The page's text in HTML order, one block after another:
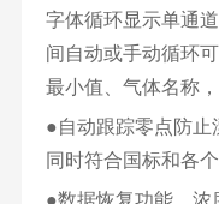
字体循环显示单通
间自动或手动循环
最小值、气体名称
●自动跟踪零点防
同时符合国标和各